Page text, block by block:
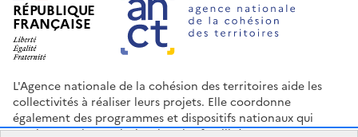
RÉPUBLIQUE
FRANÇAISE
L'Agence nationale de la cohésion des territoires aide les
collectivités à réaliser leurs projets. Elle coordonne
également des programmes et dispositifs nationaux qui